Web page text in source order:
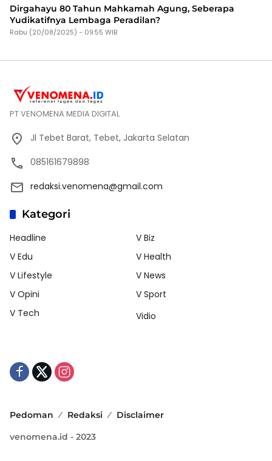
Dirgahayu 80 Tahun Mahkamah Agung, Seberapa
Yudikatifnya Lembaga Peradilan?
Rabu (20/08/2025) - 09:55 WIB
PT VENOMENA MEDIA DIGITAL
Jl Tebet Barat, Tebet, Jakarta Selatan
085161679898
redaksi.venomena@gmail.com
Kategori
Headline
V Biz
V Edu
V Health
V Lifestyle
V News
V Opini
V Sport
V Tech
Vidio
Pedoman Redaksi
Disclaimer
venomena.id - 2023